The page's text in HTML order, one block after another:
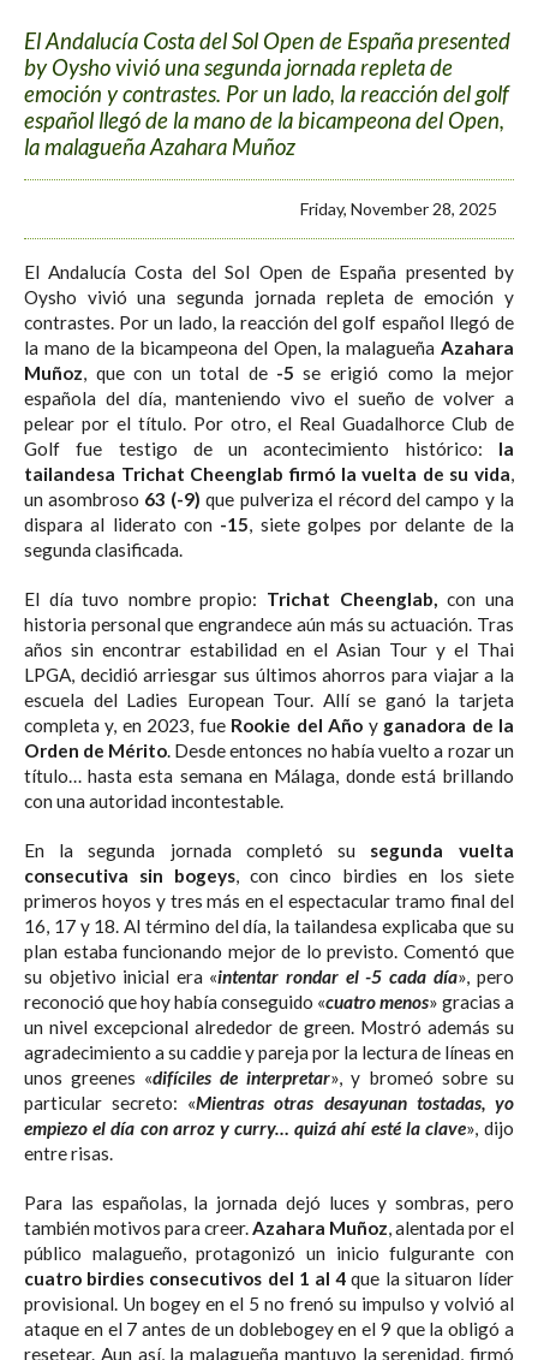
El Andalucía Costa del Sol Open de España presented
by Oysho vivió una segunda jornada repleta de
emoción y contrastes. Por un lado, la reacción del golf
español llegó de la mano de la bicampeona del Open,
la malagueña Azahara Muñoz
Friday, November 28, 2025
El Andalucía Costa del Sol Open de España presented by
Oysho vivió una segunda jornada repleta de emoción y
contrastes. Por un lado, la reacción del golf español llegó de
la mano de la bicampeona del Open, la malagueña Azahara
Muñoz, que con un total de -5
española del día, manteniendo vivo el sueño de volver a
pelear por el título. Por otro, el Real Guadalhorce Club de
Golf fue testigo de un acontecimiento histórico: la
tailandesa Trichat Cheenglab firmó la vuelta de su vida,
un asombroso 63 (-9) que pulveriza el récord del campo y la
dispara al liderato con -15, siete golpes por delante de la
segunda clasificada.
El día tuvo nombre propio: Trichat Cheenglab, con una
historia personal que engrandece aún más su actuación. Tras
años sin encontrar estabilidad en el Asian Tour y el Thai
LPGA, decidió arriesgar sus últimos ahorros para viajar a la
escuela del Ladies European Tour. Allí se ganó la tarjeta
completa y, en 2023, fue Rookie del Año y ganadora de la
Orden de Mérito. Desde entonces no había vuelto a rozar un
título… hasta esta semana en Málaga, donde está brillando
con una autoridad incontestable.
En la segunda jornada completó su segunda vuelta
consecutiva sin bogeys, con cinco birdies en los siete
primeros hoyos y tres más en el espectacular tramo final del
16, 17 y 18. Al término del día, la tailandesa explicaba que su
plan estaba funcionando mejor de lo previsto. Comentó que
su objetivo inicial era «intentar rondar el -5 cada día», pero
reconoció que hoy había conseguido «cuatro menos» gracias a
un nivel excepcional alrededor de green. Mostró además su
agradecimiento a su caddie y pareja por la lectura de líneas en
unos greenes «difíciles de interpretar», y bromeó sobre su
particular secreto: «Mientras otras desayunan tostadas, yo
empiezo el día con arroz y curry… quizá ahí esté la clave», dijo
entre risas.
Para las españolas, la jornada dejó luces y sombras, pero
también motivos para creer.Azahara Muñoz, alentada por el
público malagueño, protagonizó un inicio fulgurante con
cuatro birdies consecutivos del 1 al 4
provisional. Un bogey en el 5 no frenó su impulso y volvió al
ataque en el 7 antes de un doblebogey en el 9 que la obligó a
resetear. Aun así, la malagueña mantuvo la serenidad, firmó